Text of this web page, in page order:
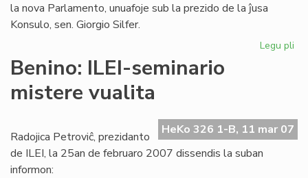
la nova Parlamento, unuafoje sub la prezido de la ĵusa
Konsulo, sen. Giorgio Silfer.
Legu pli
Benino: ILEI-seminario
mistere vualita
HeKo 326 1-B, 11 mar 07
Radojica Petroviĉ, prezidanto
de ILEI, la 25an de februaro 2007 dissendis la suban
informon: